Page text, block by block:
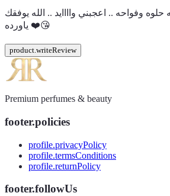
حلوه وفواحه .. اعجبني واااايد .. الله يوفقك
ياورده ❤️😘
product.writeReview
Premium perfumes & beauty
footer.policies
profile.privacyPolicy
profile.termsConditions
profile.returnPolicy
footer.followUs